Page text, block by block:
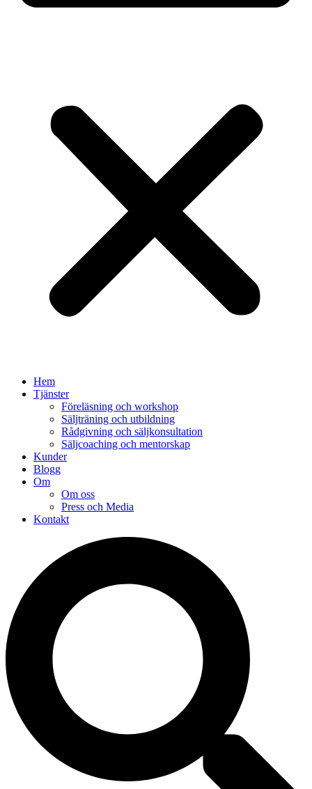
Hem
Tjänster
Föreläsning och workshop
Säljträning och utbildning
Rådgivning och säljkonsultation
Säljcoaching och mentorskap
Kunder
Blogg
Om
Om oss
Press och Media
Kontakt